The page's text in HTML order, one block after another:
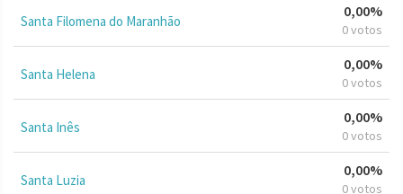
Santa Filomena do Maranhão
0,00%
0 votos
Santa Helena
0,00%
0 votos
Santa Inês
0,00%
0 votos
Santa Luzia
0,00%
0 votos